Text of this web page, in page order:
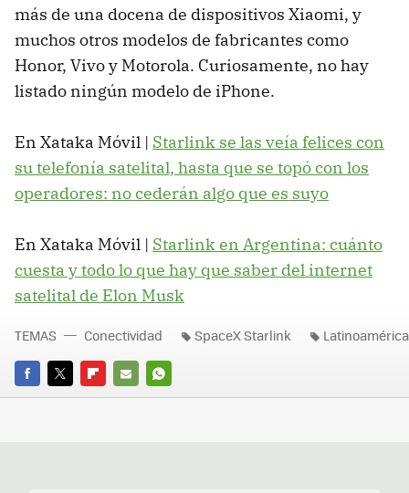
más de una docena de dispositivos Xiaomi, y
muchos otros modelos de fabricantes como
Honor, Vivo y Motorola. Curiosamente, no hay
listado ningún modelo de iPhone.
En Xataka Móvil | Starlink se las veía felices con
su telefonía satelital, hasta que se topó con los
operadores: no cederán algo que es suyo
En Xataka Móvil | Starlink en Argentina: cuánto
cuesta y todo lo que hay que saber del internet
satelital de Elon Musk
FACEBOOK
TWITTERFLIPBOARD
E-
WHATSAPP
TEMAS Conectividad SpaceX Starlink Latinoamérica